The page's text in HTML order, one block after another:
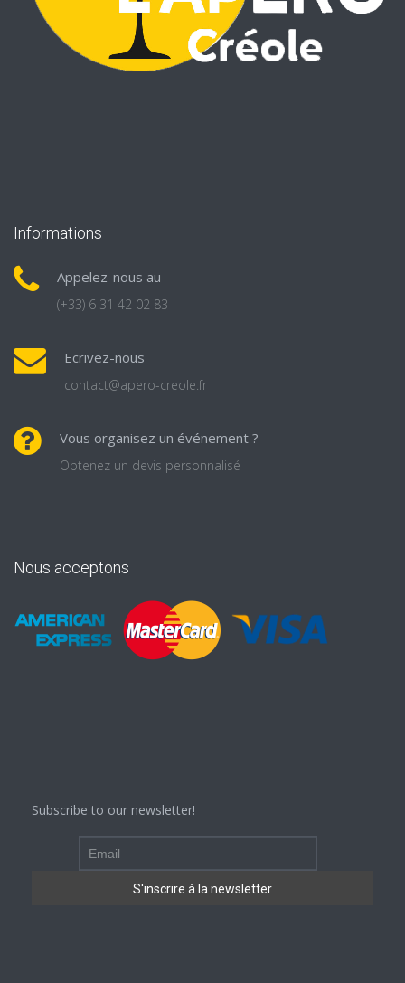
Informations
Appelez-nous au
(+33) 6 31 42 02 83
Ecrivez-nous
contact@apero-creole.fr
Vous organisez un événement ?
Obtenez un devis personnalisé
Nous acceptons
Subscribe to our newsletter!